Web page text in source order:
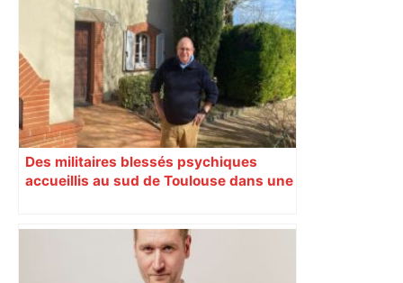
Quai des Savoirs et au Muséum ​​​​​​ –
toulouseinfos.fr
Des militaires blessés psychiques
accueillis au sud de Toulouse dans une